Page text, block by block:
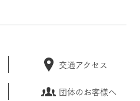
交通アクセス
団体のお客様へ